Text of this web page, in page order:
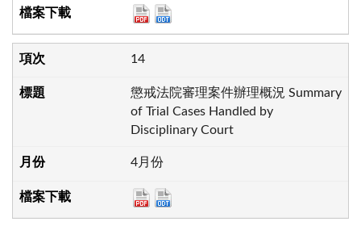
14
懲戒法院審理案件辦理概況 Summary
of Trial Cases Handled by
Disciplinary Court
4月份